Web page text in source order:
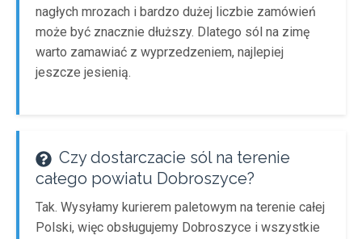
nagłych mrozach i bardzo dużej liczbie zamówień
może być znacznie dłuższy. Dlatego sól na zimę
warto zamawiać z wyprzedzeniem, najlepiej
jeszcze jesienią.
Czy dostarczacie sól na terenie
całego powiatu Dobroszyce?
Tak. Wysyłamy kurierem paletowym na terenie całej
Polski, więc obsługujemy Dobroszyce i wszystkie